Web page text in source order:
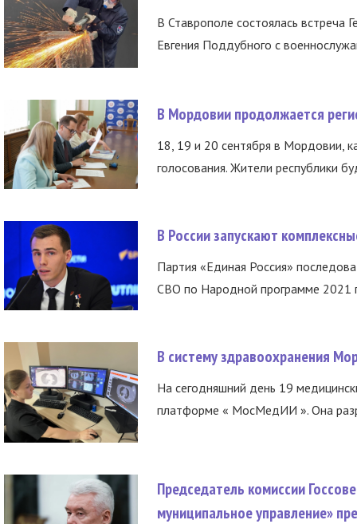
В Ставрополе состоялась встреча
Евгения Поддубного с
В Мордовии продолжается
18, 19 и 20 сентября в Мордовии,
голосования. Жители республики
В России запускают
Партия «Единая Россия»
СВО по Народной программе 2021
В систему здравоохранения
На сегодняшний день 19
платформе « МосМедИИ ». Она
Председатель комиссии
муниципальное управление»